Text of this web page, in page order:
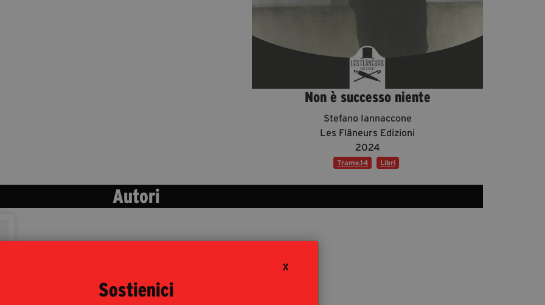
X
Sostienici
Il Diritto di Essere
Contatti
segreteria@tramefestival.it
info@tramefestival.it
Non è successo niente
Stefano Iannaccone
Les Flâneurs Edizioni
2024
Trame.14 Libri
Autori